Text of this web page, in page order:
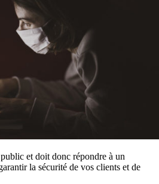
et doit donc répondre à un
la sécurité de vos clients et de